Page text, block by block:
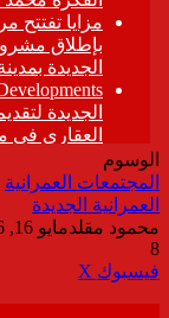
الوسوم
المجتمعات العمرانية
العمرانية الجديدة
محمود مقلدمايو 16, 2026
8
فيسبوك ‫X